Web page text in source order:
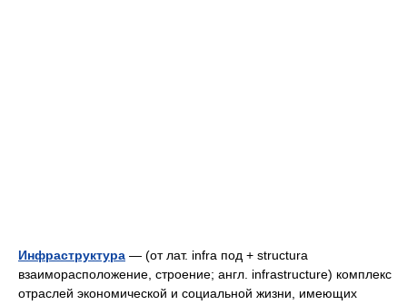
Инфраструктура — (от лат. infra под + structura
взаиморасположение, строение; англ. infrastructure) комплекс
отраслей экономической и социальной жизни, имеющих